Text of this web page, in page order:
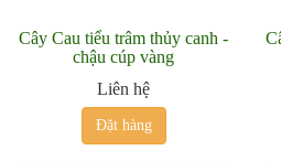
Cây Cau tiểu trâm thủy canh -
chậu cúp vàng
Liên hệ
Đặt hàng